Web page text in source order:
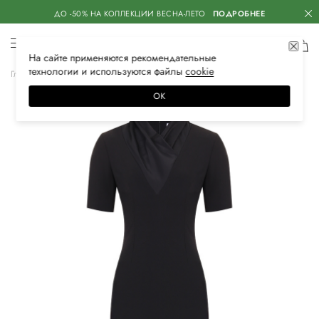
ДО -50% НА КОЛЛЕКЦИИ ВЕСНА-ЛЕТО ПОДРОБНЕЕ
Главная Женская Одежда Платья Повседневные
На сайте применяются рекомендательные
технологии и используются файлысооkiе
ОК